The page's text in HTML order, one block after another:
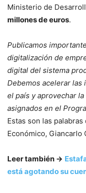
Ministerio de
millones de euros.
Publicamos
digitalización de
digital del sistema
Debemos acelerar las
el país y aprovechar
asignados en el
Estas son las
Económico, Giancarlo
Leer también ->
está agotando su